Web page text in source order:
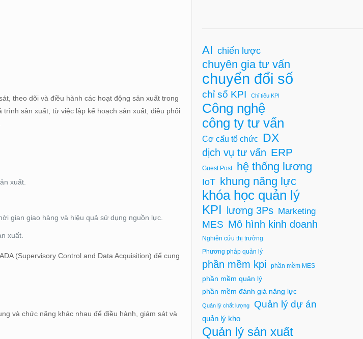
theo dõi và điều hành các hoạt động sản xuất trong
sản xuất, từ việc lập kế hoạch sản xuất, điều phối
xuất.
gian giao hàng và hiệu quả sử dụng nguồn lực.
xuất.
(Supervisory Control and Data Acquisition) để cung
và chức năng khác nhau để điều hành, giám sát và
AI chiến lược
chuyên gia tư vấn
chuyển đổi số
chỉ số KPI Chỉ tiêu KPI
Công nghệ
công ty tư vấn
Cơ cấu tổ chức DX
dịch vụ tư vấn ERP
Guest Post hệ thống lương
IoT khung năng lực
khóa học quản lý
KPI lương 3Ps Marketing
MES Mô hình kinh doanh
Nghiên cứu thị trường
Phương pháp quản lý
phần mềm kpi phần mềm MES
phần mềm quản lý
phần mềm đánh giá năng lực
Quản lý chất lượng Quản lý dự án
quản lý kho
Quản lý sản xuất